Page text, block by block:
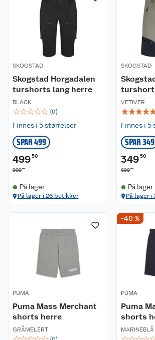
SKOGSTAD
Skogstad Horgadalen
turshorts lang herre
BLACK
☆☆☆☆☆ (0)
Finnes i 5 størrelser
SPAR 499
49950
99900
På lager
På lager i 26 butikker
SKOGSTAD
VETIVER
☆☆☆☆
Finnes i 5
SPAR 349
34950
69900
På lager
På lager
PUMA
Puma Mass Merchant
shorts herre
GRÅMELERT
-40 %
PUMA
Puma
shorts
MARINEBLÅ